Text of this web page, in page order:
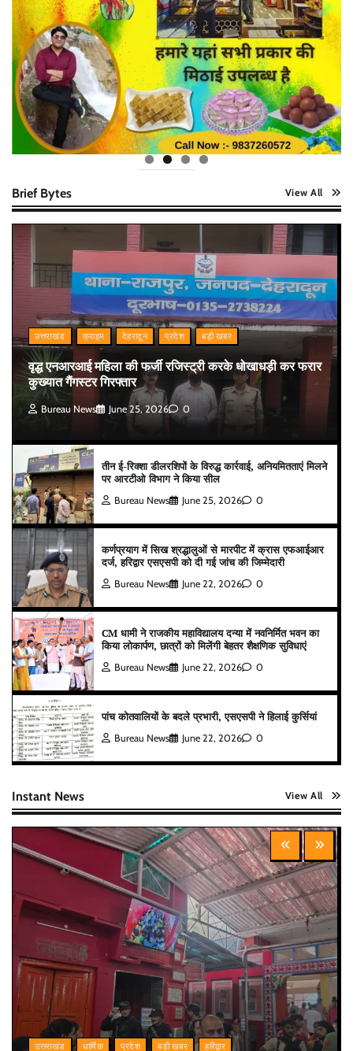
Brief Bytes View All
उत्तराखंड क्राइम देहरादून प्रदेश बड़ी खबर
वृद्ध एनआरआई महिला की फर्जी रजिस्ट्री करके धोखाधड़ी कर फरार
कुख्यात गैंगस्टर गिरफ्तार
Bureau News June 25, 2026 0
तीन ई-रिक्शा डीलरशिपों के विरुद्ध कार्रवाई, अनियमितताएं मिलने
पर आरटीओ विभाग ने किया सील
Bureau News June 25, 2026 0
कर्णप्रयाग में सिख श्रद्धालुओं से मारपीट में क्रास एफआईआर
दर्ज, हरिद्वार एसएसपी को दी गई जांच की जिम्मेदारी
Bureau News June 22, 2026 0
CM धामी ने राजकीय महाविद्यालय दन्या में नवनिर्मित भवन का
किया लोकार्पण, छात्रों को मिलेंगी बेहतर शैक्षणिक सुविधाएं
Bureau News June 22, 2026 0
पांच कोतवालियों के बदले प्रभारी, एसएसपी ने हिलाई कुर्सियां
Bureau News June 22, 2026 0
Instant News View All
उत्तराखंड धार्मिक प्रदेश बड़ी खबर हरिद्वार